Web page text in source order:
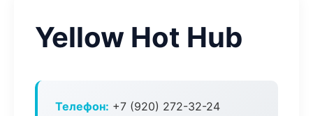
Yellow Hot Hub
Телефон: +7 (920) 272-32-24